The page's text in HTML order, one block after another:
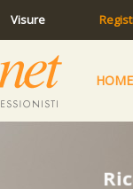
Visure
HOME